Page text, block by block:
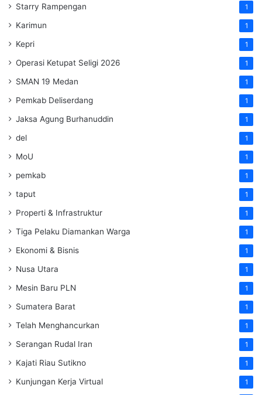
Starry Rampengan 1
Karimun 1
Kepri 1
Operasi Ketupat Seligi 2026 1
SMAN 19 Medan 1
Pemkab Deliserdang 1
Jaksa Agung Burhanuddin 1
del 1
MoU 1
pemkab 1
taput 1
Properti & Infrastruktur 1
Tiga Pelaku Diamankan Warga 1
Ekonomi & Bisnis 1
Nusa Utara 1
Mesin Baru PLN 1
Sumatera Barat 1
Telah Menghancurkan 1
Serangan Rudal Iran 1
Kajati Riau Sutikno 1
Kunjungan Kerja Virtual 1